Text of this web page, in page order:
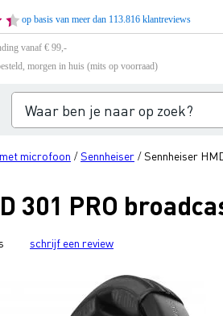
op basis van meer dan 113.816 klantreviews
vanaf € 99,-
morgen in huis (mits op voorraad)
microfoon /Sennheiser /Sennheiser
301 PRO
schrijf een review